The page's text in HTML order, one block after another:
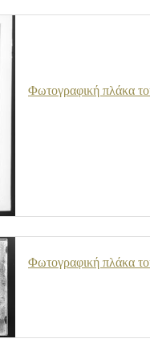
Φωτογραφική πλάκα
Φωτογραφική πλάκα